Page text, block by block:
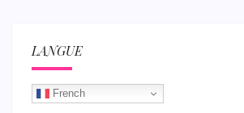
LANGUE
French